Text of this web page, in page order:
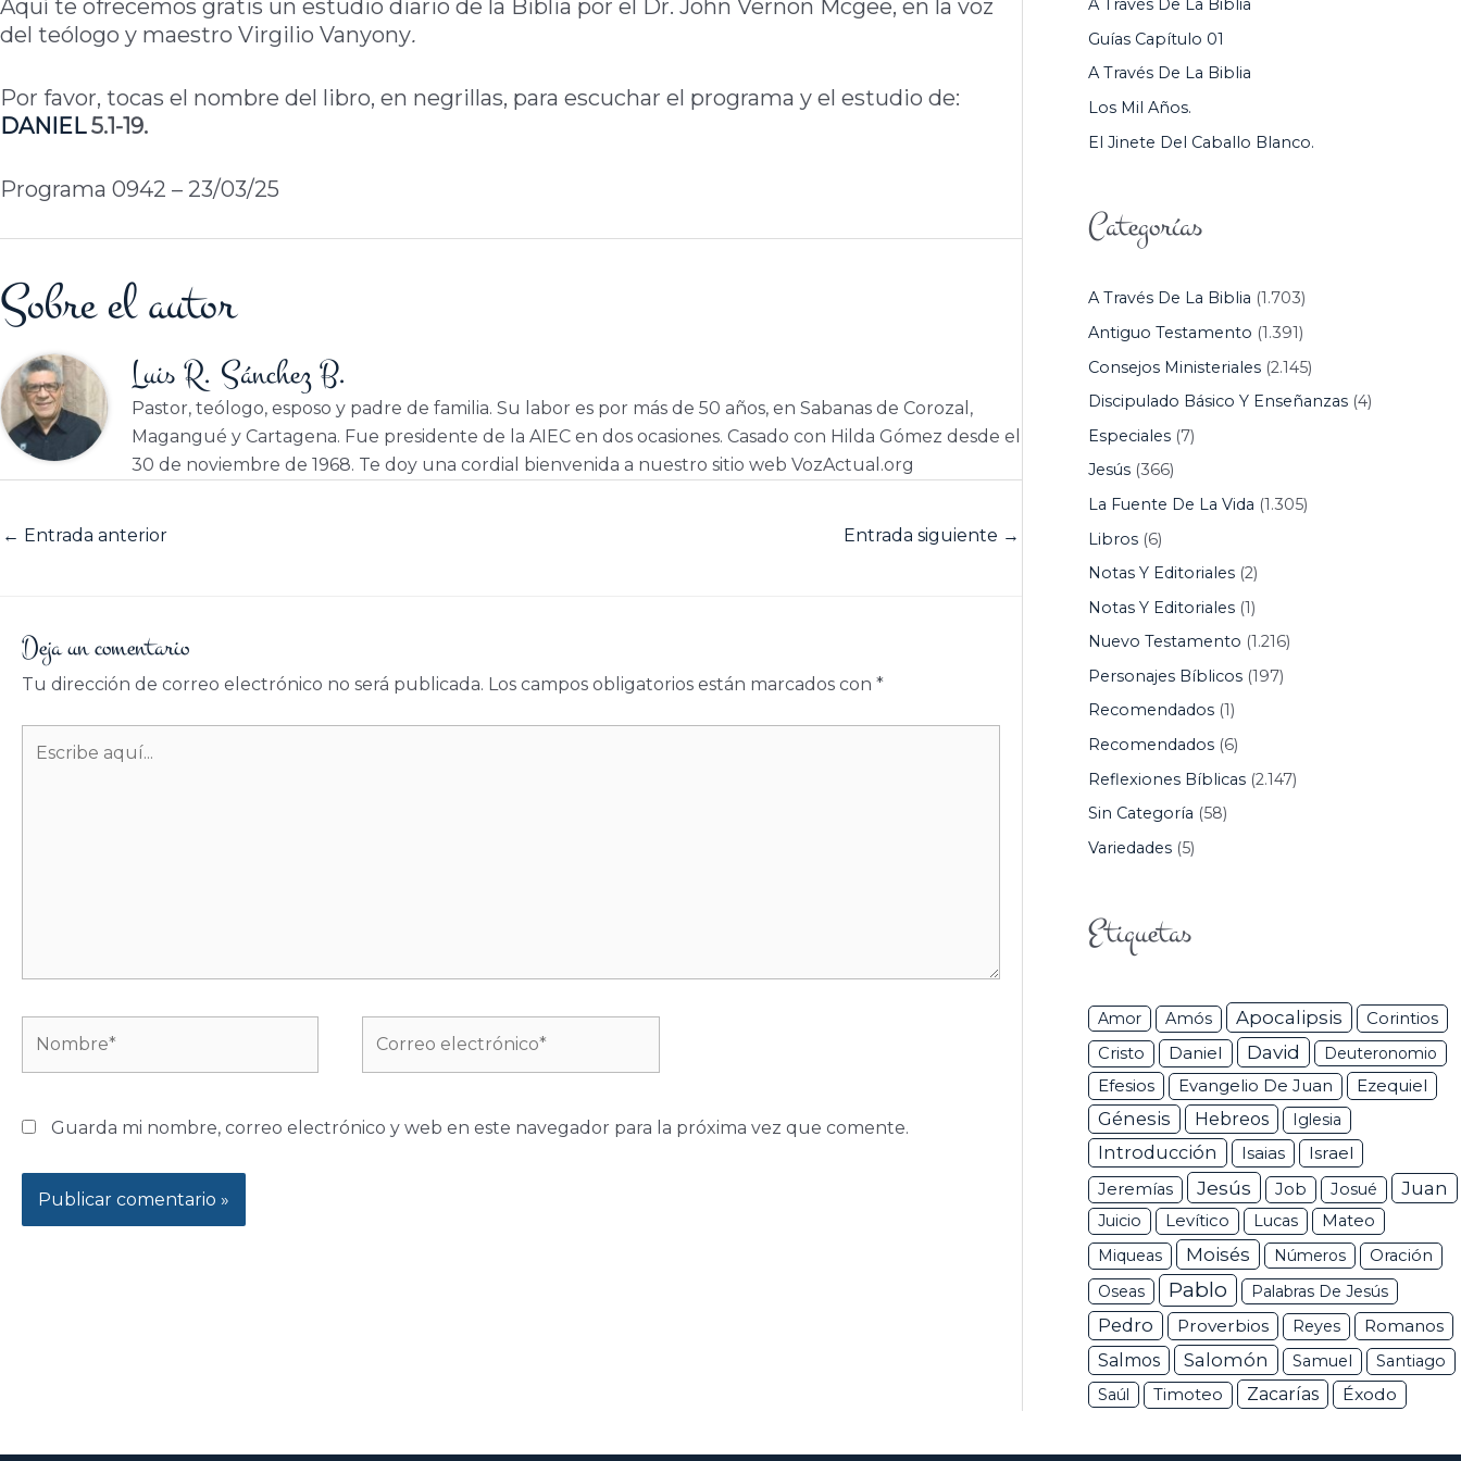
Aquí te ofrecemos gratis un estudio diario de la Biblia por el Dr. John Vernon Mcgee, en la voz
del teólogo y maestro Virgilio Vanyony.
Por favor, tocas el nombre del libro, en negrillas, para escuchar el programa y el estudio de:
DANIEL5.1-19.
Programa 0942 – 23/03/25
Sobre el autor
Luis R. Sánchez B.
Pastor, teólogo, esposo y padre de familia. Su labor es por más de 50 años, en Sabanas de Corozal,
Magangué y Cartagena. Fue presidente de la AIEC en dos ocasiones. Casado con Hilda Gómez desde el
30 de noviembre de 1968. Te doy una cordial bienvenida a nuestro sitio web VozActual.org
← Entrada anterior Entrada siguiente →
Deja un comentario
Tu dirección de correo electrónico no será publicada. Los campos obligatorios están marcados con *
aquí...
electrónico*
Guarda mi nombre, correo electrónico y web en este navegador para la próxima vez que comente.
R
:
A Través De La Biblia
Guías Capítulo 01
A Través De La Biblia
Los Mil Años.
El Jinete Del Caballo Blanco.
Categorías
A Través De La Biblia (1.703)
Antiguo Testamento (1.391)
Consejos Ministeriales(2.145)
Discipulado Básico Y Enseñanzas(4)
Especiales(7)
Jesús(366)
La Fuente De La Vida (1.305)
Libros(6)
Notas Y Editoriales(2)
Notas Y Editoriales(1)
Nuevo Testamento (1.216)
Personajes Bíblicos(197)
Recomendados(1)
Recomendados(6)
Reflexiones Bíblicas(2.147)
Sin Categoría (58)
Variedades(5)
Etiquetas
Amor Amós Apocalipsis Corintios
Cristo Daniel David Deuteronomio
Efesios Evangelio De Juan Ezequiel
Génesis Hebreos Iglesia
Introducción Isaias Israel
Jeremías Jesús Job Josué Juan
Juicio Levítico Lucas
Mateo
Miqueas
Moisés Números
Oración
Oseas
Pablo Palabras De Jesús
Pedro Proverbios Reyes
Romanos
Salmos
Salomón Samuel
Santiago
Saúl
Timoteo Zacarías Éxodo